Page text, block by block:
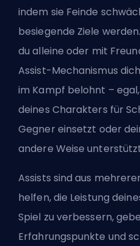
indem sie Feinde
besiegende Ziele
du alleine oder mit
Assist-Mechanismus
im Kampf belohnt –
deines Charakters für
Gegner einsetzt oder
andere Weise
Assists sind aus
helfen, die Leistung
Spiel zu verbessern,
Erfahrungspunkte und